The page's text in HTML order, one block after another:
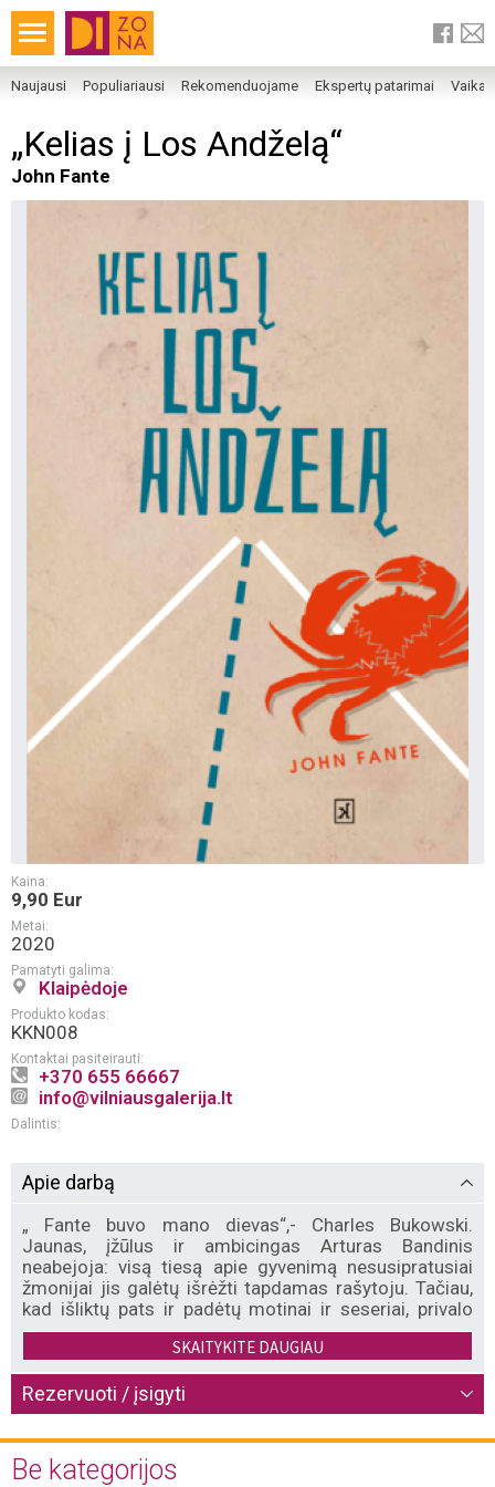
Naujausi Populiariausi Rekomenduojame Ekspertų patarimai
„Kelias į Los Andželą“
John Fante
Kaina:
9,90 Eur
Metai:
2020
Pamatyti galima:
Klaipėdoje
Produkto kodas:
KKN008
Kontaktai pasiteirauti:
+370 655 66667
info@vilniausgalerija.lt
Dalintis:
Apie darbą
„ Fante buvo mano dievas“,- Charles Bukowski.
Jaunas, įžūlus ir ambicingas Arturas Bandinis
neabejoja: visą tiesą apie gyvenimą nesusipratusiai
žmonijai jis galėtų išrėžti tapdamas rašytoju. Tačiau,
kad išliktų pats ir padėtų motinai ir seseriai, privalo
sunkiai dirbti. Nesvarbu, ar būtų pardavėjas, ar žuvų
fabriko darbininkas, ar indų plovėjas, – Arturas niekur
neužsilaiko, visi darbai atrodo beprasmiai. Jis
beprotiškai trokšta meilės ir sekso, bet moterys jo
nepastebi. Pikta tikrovė abejinga visiems Bandinio
norams. Italų kilmės JAV autoriui Johnui Fante’ei
(1909–1983) būdinga išskirtinė rašymo maniera –
amerikietiškasis tikroviškumas. Ch. Bukowski jį laiko
SKAITYKITE DAUGIAU
Rezervuoti / įsigyti
Be kategorijos